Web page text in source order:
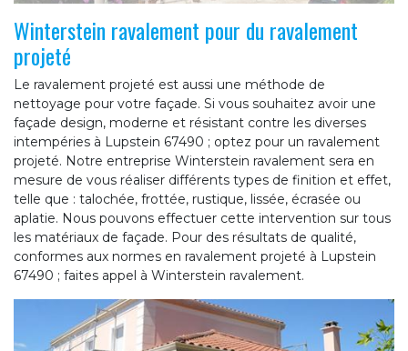
Winterstein ravalement pour du ravalement
projeté
Le ravalement projeté est aussi une méthode de
nettoyage pour votre façade. Si vous souhaitez avoir une
façade design, moderne et résistant contre les diverses
intempéries à Lupstein 67490 ; optez pour un ravalement
projeté. Notre entreprise Winterstein ravalement sera en
mesure de vous réaliser différents types de finition et effet,
telle que : talochée, frottée, rustique, lissée, écrasée ou
aplatie. Nous pouvons effectuer cette intervention sur tous
les matériaux de façade. Pour des résultats de qualité,
conformes aux normes en ravalement projeté à Lupstein
67490 ; faites appel à Winterstein ravalement.